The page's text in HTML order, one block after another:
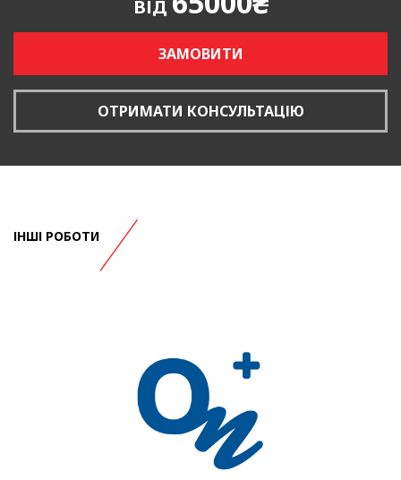
ВІД
ЗАМОВИТИ
ОТРИМАТИ КОНСУЛЬТАЦІЮ
ІНШІ РОБОТИ